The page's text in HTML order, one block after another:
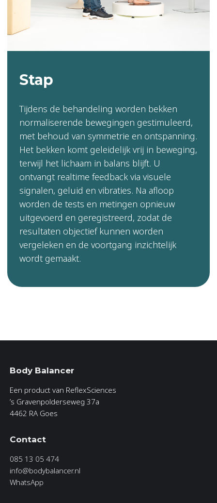
Stap
Tijdens de behandeling worden bekken
normaliserende bewegingen gestimuleerd,
met behoud van symmetrie en ontspanning.
Het bekken komt geleidelijk vrij in beweging,
terwijl het lichaam in balans blijft. U
ontvangt realtime feedback via visuele
signalen, geluid en vibraties. Na afloop
worden de tests en metingen opnieuw
uitgevoerd en geregistreerd, zodat de
resultaten objectief kunnen worden
vergeleken en de voortgang inzichtelijk
wordt gemaakt.
Body Balancer
Een product van ReflexSciences
’s Gravenpolderseweg 37a
4462 RA Goes
Contact
085 13 05 474
info@bodybalancer.nl
WhatsApp